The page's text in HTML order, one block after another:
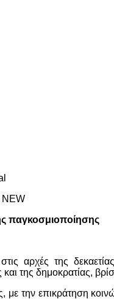
παγκοσμιοποίησης
αρχές της
της δημοκρατίας,
με την επικράτηση